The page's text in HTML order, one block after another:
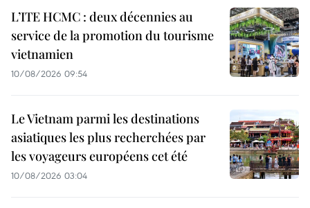
L’ITE HCMC : deux décennies au
service de la promotion du tourisme
vietnamien
10/08/2026 09:54
Le Vietnam parmi les destinations
asiatiques les plus recherchées par
les voyageurs européens cet été
10/08/2026 03:04